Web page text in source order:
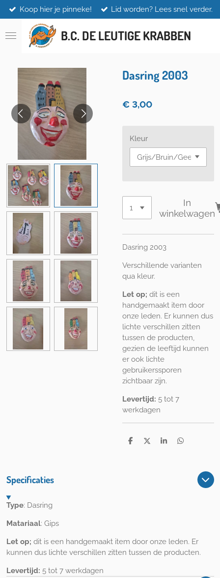
Ga
direct
naar
B.C. DE LEUTIGE KRABBEN
Koop hier je pinneke! Lid worden? Lees snel verder.
Dasring 2003
€ 3,00
Kleur
In
winkelwagen
Dasring 2003
Verschillende varianten
qua kleur.
Let op; dit is een
handgemaakt item door
onze leden. Er kunnen dus
lichte verschillen zitten
tussen de producten,
gezien de leeftijd kunnen
er ook lichte
gebruikerssporen
zichtbaar zijn.
Levertijd: 5 tot 7
werkdagen
D
D
S
D
Specificaties
Type: Dasring
Matariaal: Gips
Let op; dit is een handgemaakt item door onze leden. Er
kunnen dus lichte verschillen zitten tussen de producten.
Levertijd: 5 tot 7 werkdagen